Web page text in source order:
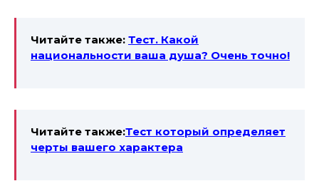
Читайте также: Тест. Какой
национальности ваша душа? Очень точно!
Читайте также:Тест который определяет
черты вашего характера